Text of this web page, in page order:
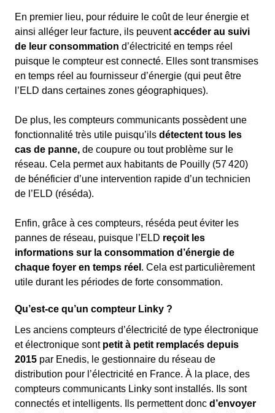
En premier lieu, pour réduire le coût de leur énergie et
ainsi alléger leur facture, ils peuventaccéder au suivi
de leur consommation d’électricité en temps réel
puisque le compteur est connecté. Elles sont transmises
en temps réel au fournisseur d’énergie (qui peut être
l’ELD dans certaines zones géographiques).
De plus, les compteurs communicants possèdent une
fonctionnalité très utile puisqu’ils détectent tous les
cas de panne, de coupure ou tout problème sur le
réseau. Cela permet aux habitants de Pouilly (57 420)
de bénéficier d’une intervention rapide d’un technicien
de l’ELD (réséda).
Enfin, grâce à ces compteurs, réséda peut éviter les
pannes de réseau, puisque l’ELD reçoit les
informations sur la consommation d’énergie de
chaque foyer en temps réel . Cela est particulièrement
utile durant les périodes de forte consommation.
Qu’est-ce qu’un compteur Linky ?
Les anciens compteurs d’électricité de type électronique
et électronique sont petit à petit remplacés depuis
2015 par Enedis, le gestionnaire du réseau de
distribution pour l’électricité en France. À la place, des
compteurs communicants Linky sont installés. Ils sont
connectés et intelligents. Ils permettent donc d’envoyer